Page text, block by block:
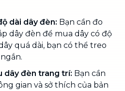
dài dây đèn: Bạn cần đo
dây đèn để mua dây có độ
quá dài, bạn có thể treo
dây đèn trang trí: Bạn cần
gian và sở thích của bản